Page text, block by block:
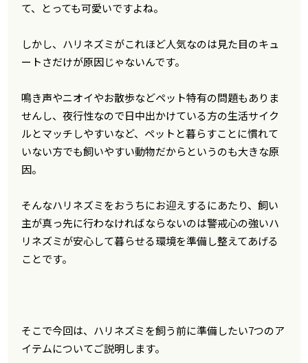
て、とっても可愛いですよね。
しかし、ハリネズミがこれほど人気なのは見た目のキュ
ートさだけが原因じゃないんです。
鳴き声やニオイやお散歩などペット特有の問題もありま
せんし、夜行性なので日中出かけている方の生活サイク
ルとマッチしやすいなど、ペットと暮らすことに慣れて
いない方でも飼いやすい動物だからというのも大きな原
因。
そんなハリネズミをおうちにお迎えするにあたり、飼い
主が真っ先に行わなければならないのは警戒心の強いハ
リネズミが安心して暮らせる環境を準備し整えてあげる
ことです。
そこで今回は、ハリネズミを飼う前に準備したい7つのア
イテムについてご説明します。